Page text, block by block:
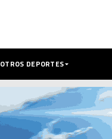
OTROS DEPORTES